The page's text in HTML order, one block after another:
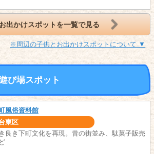
出かけスポットを一覧で見る
※周辺の子供とお出かけスポットについて ▼
び場スポット
風俗資料館
東区
良き下町文化を再現。昔の街並み、駄菓子販売